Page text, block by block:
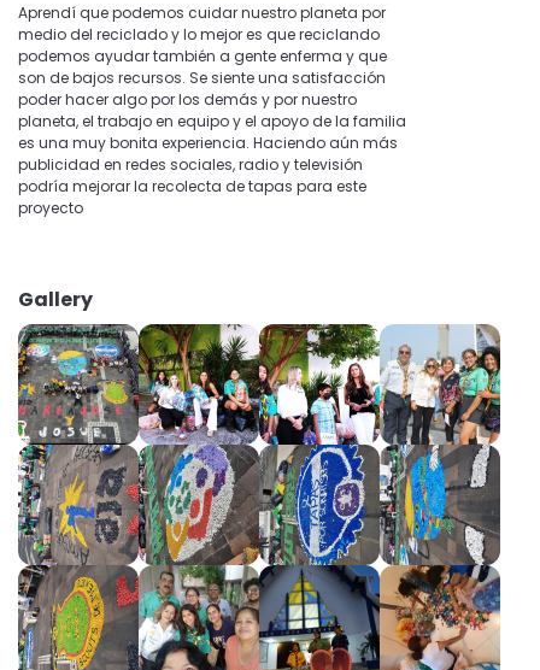
Aprendí que podemos cuidar nuestro planeta por
medio del reciclado y lo mejor es que reciclando
podemos ayudar también a gente enferma y que
son de bajos recursos. Se siente una satisfacción
poder hacer algo por los demás y por nuestro
planeta, el trabajo en equipo y el apoyo de la familia
es una muy bonita experiencia. Haciendo aún más
publicidad en redes sociales, radio y televisión
podría mejorar la recolecta de tapas para este
proyecto
Gallery